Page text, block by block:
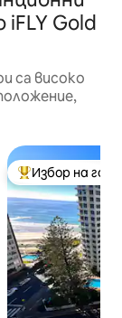
Gold
са високо
Най-популярен
Избор на